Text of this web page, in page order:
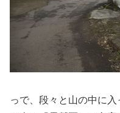
っで、段々と山の中に